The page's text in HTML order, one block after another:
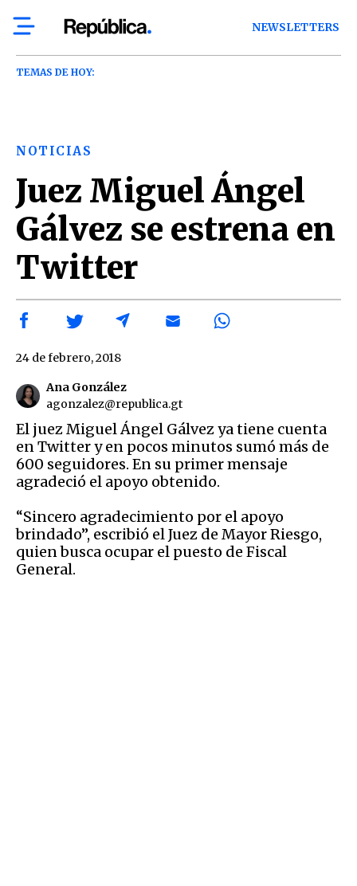
NEWSLETTERS
TEMAS DE HOY:
NOTICIAS
Juez Miguel Ángel
Gálvez se estrena en
Twitter
Ana González
agonzalez@republica.gt
24 de febrero, 2018
El juez Miguel Ángel Gálvez ya tiene cuenta
en Twitter y en pocos minutos sumó más de
600 seguidores. En su primer mensaje
agradeció el apoyo obtenido.
“Sincero agradecimiento por el apoyo
brindado”, escribió el Juez de Mayor Riesgo,
quien busca ocupar el puesto de Fiscal
General.